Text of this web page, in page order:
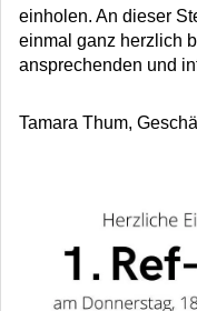
einholen. An dieser
einmal ganz herzlich
ansprechenden und
Tamara Thum,